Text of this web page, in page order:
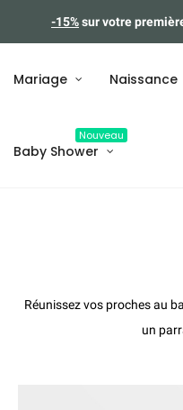
-15%sur votre
Mariage Naissance
Baby Shower
Nouveau
Réunissez vos proches au
un